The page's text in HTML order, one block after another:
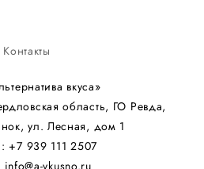
Контакты
вкуса»
область, ГО Ревда,
ул. Лесная, дом 1
+7 939 111 2507
vkusno.ru